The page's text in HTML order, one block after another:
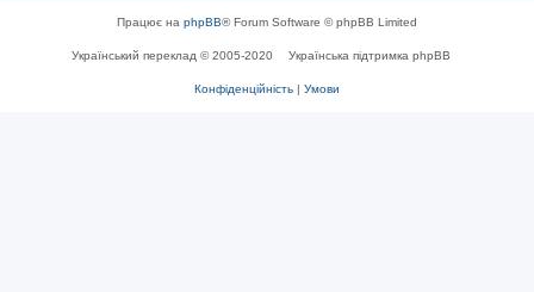
Працює на phpBB® Forum Software © phpBB Limited
Український переклад © 2005-2020 Українська підтримка phpBB
Конфіденційність | Умови